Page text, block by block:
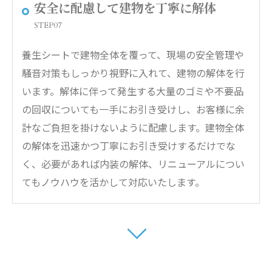
安全に配慮して建物を丁寧に解体
STEP07
養生シートで建物全体を覆って、現場の安全管理や
騒音対策もしっかり視野に入れて、建物の解体を行
います。解体に伴って発生する大量のゴミや不要品
の回収についても一手にお引き受けし、お客様に余
計なご負担を掛けないように配慮します。建物全体
の解体を迅速かつ丁寧にお引き受けするだけでな
く、必要があれば内装の解体、リニューアルについ
てもノウハウを活かして対応いたします。